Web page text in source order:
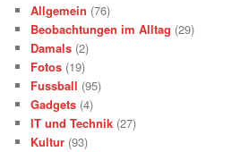
Allgemein (76)
Beobachtungen im Alltag (29)
Damals (2)
Fotos (19)
Fussball (95)
Gadgets (4)
IT und Technik (27)
Kultur (93)